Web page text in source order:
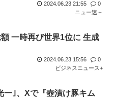
2024.06.23 21:55
0
ニュー速＋
一時再び世界1位に 生成
2024.06.23 15:56
0
ビジネスニュース+
一｣、Xで『壺漬け豚キム